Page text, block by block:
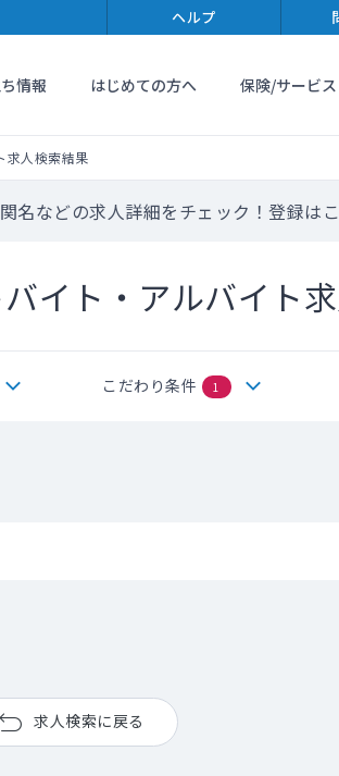
ヘルプ
情報 はじめての方へ 保険/サービス
求人検索結果
名などの求人詳細をチェック！登録は
イト・アルバイト
こだわり条件 1
求人検索に戻る